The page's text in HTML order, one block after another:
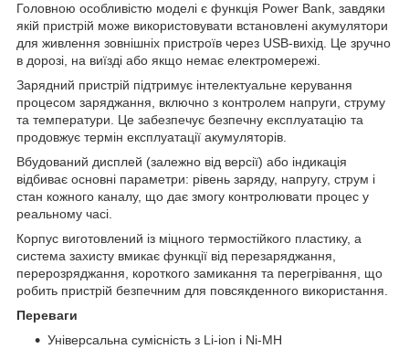
Головною особливістю моделі є функція Power Bank, завдяки
якій пристрій може використовувати встановлені акумулятори
для живлення зовнішніх пристроїв через USB-вихід. Це зручно
в дорозі, на виїзді або якщо немає електромережі.
Зарядний пристрій підтримує інтелектуальне керування
процесом заряджання, включно з контролем напруги, струму
та температури. Це забезпечує безпечну експлуатацію та
продовжує термін експлуатації акумуляторів.
Вбудований дисплей (залежно від версії) або індикація
відбиває основні параметри: рівень заряду, напругу, струм і
стан кожного каналу, що дає змогу контролювати процес у
реальному часі.
Корпус виготовлений із міцного термостійкого пластику, а
система захисту вмикає функції від перезаряджання,
перерозряджання, короткого замикання та перегрівання, що
робить пристрій безпечним для повсякденного використання.
Переваги
Універсальна сумісність з Li-ion і Ni-MH